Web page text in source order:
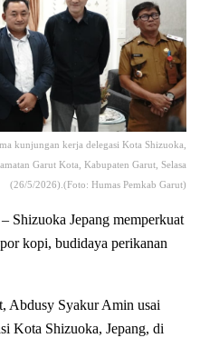
kunjungan kerja delegasi Kota Shizuoka,
Garut Kota, Kabupaten Garut, Selasa
(26/5/2026).(Foto: Humas Pemkab Garut)
Jepang memperkuat
kopi, budidaya perikanan
Abdusy Syakur Amin usai
Kota Shizuoka, Jepang, di